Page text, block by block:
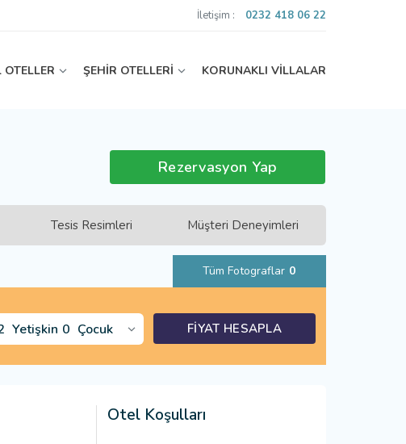
İletişim : 0232 418 06 22
OTELLER ŞEHİR OTELLERİ KORUNAKLI VİLLALAR
Rezervasyon Yap
Tesis Resimleri Müşteri Deneyimleri
Tüm Fotograflar 0
Yetişkin 0 Çocuk FİYAT HESAPLA
Otel Koşulları